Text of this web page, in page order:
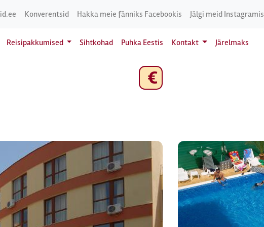
Konverentsid Hakka meie fänniks Facebookis Jälgi meid Instagramis
Reisipakkumised Sihtkohad Puhka Eestis Kontakt Järelmaks
€